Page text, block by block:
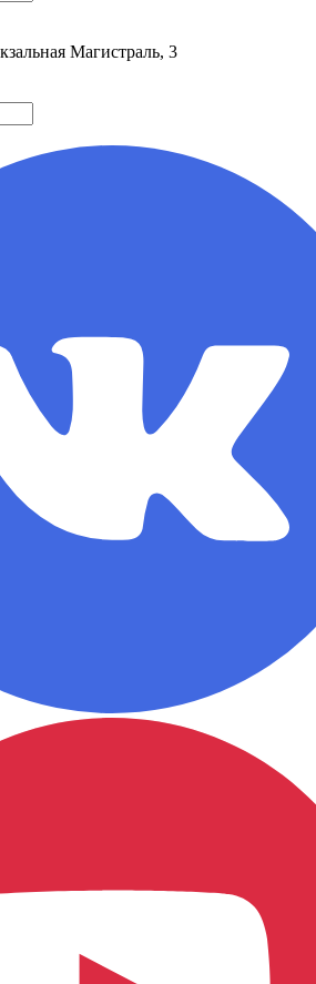
Магистраль, 3